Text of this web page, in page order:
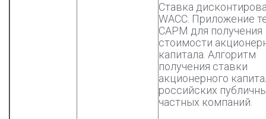
Ставка
WACC. Приложение
CAPM для получения
стоимости
капитала. Алгоритм
получения ставки
акционерного
российских
частных компаний.